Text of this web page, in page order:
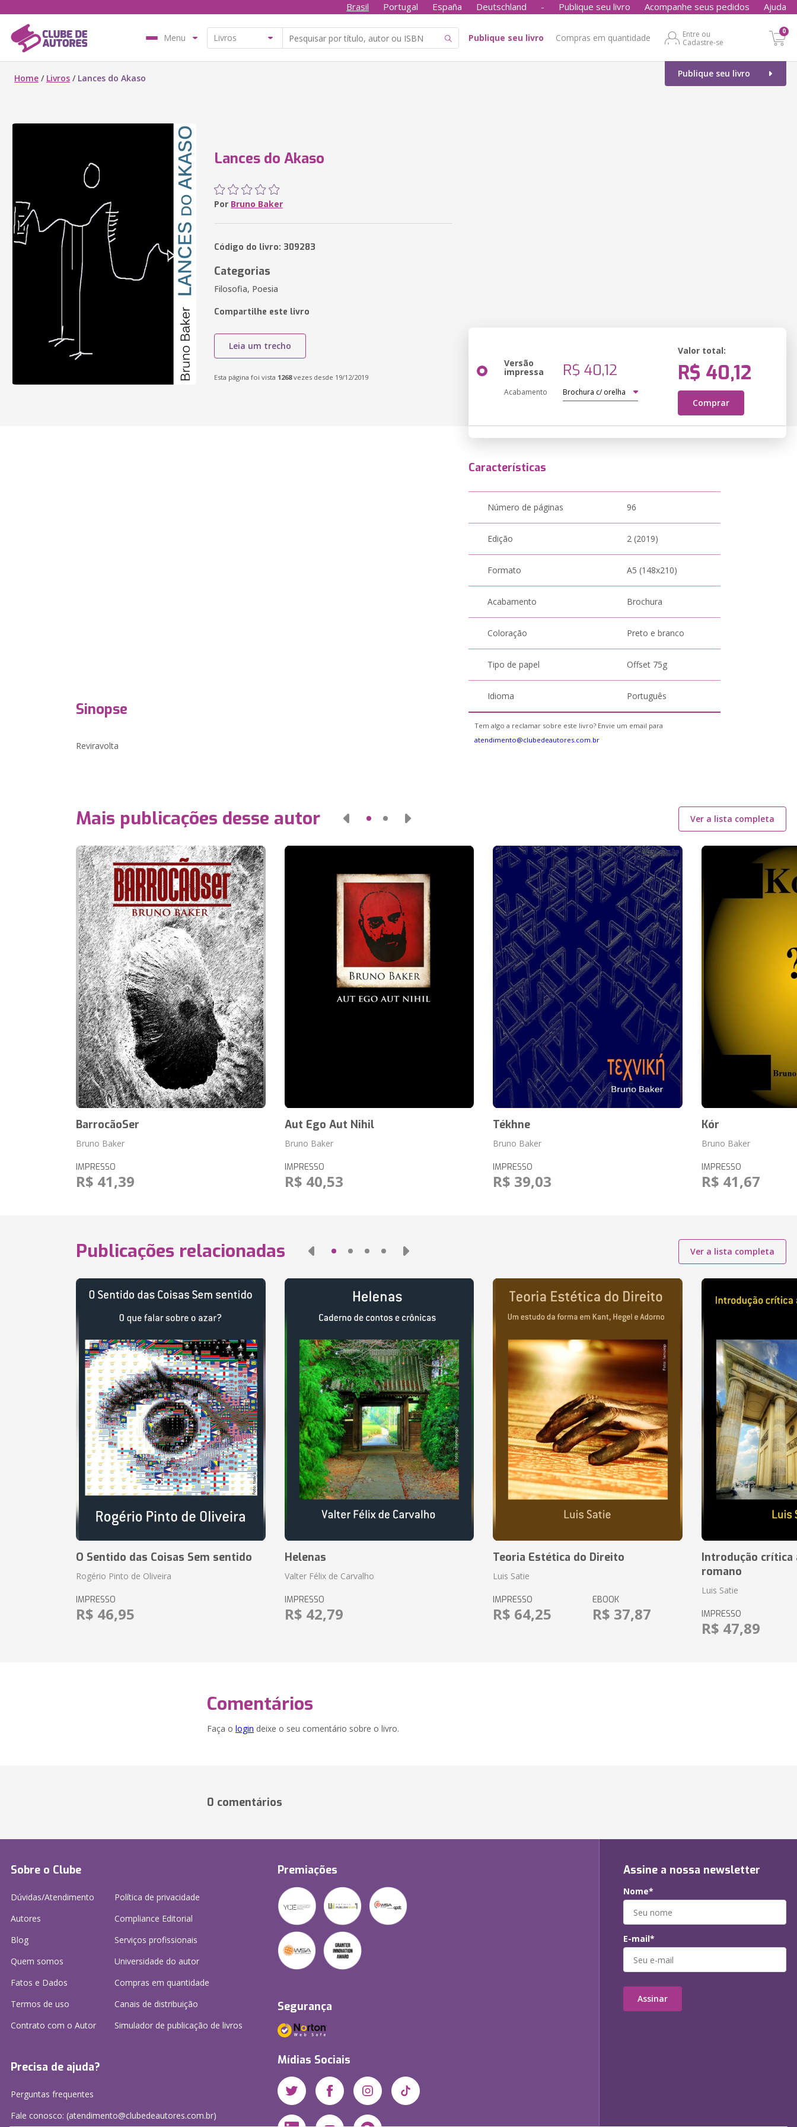
Brasil Portugal España Deutschland - Publique seu livro Acompanhe seus pedidos Ajuda
Menu Publique seu livro Compras em quantidade
Entre ou
Cadastre-se
0
Publique seu livro
Home / Livros / Lances do Akaso
Lances do Akaso
Por Bruno Baker
Código do livro: 309283
Categorias
Filosofia, Poesia
Compartilhe este livro
Leia um trecho
Esta página foi vista 1268vezes desde 19/12/2019
Versão
impressa R$ 40,12
Acabamento
Valor total:
R$ 40,12
Comprar
Sinopse
Reviravolta
Características
Número de páginas 96
Edição 2 (2019)
Formato A5 (148x210)
Acabamento Brochura
Coloração Preto e branco
Tipo de papel Offset 75g
Idioma Português
Tem algo a reclamar sobre este livro? Envie um email para
atendimento@clubedeautores.com.br
Mais publicações desse autor Ver a lista completa
BarrocãoSer
Bruno Baker
IMPRESSO
R$ 41,39
Aut Ego Aut Nihil
Bruno Baker
IMPRESSO
R$ 40,53
Tékhne
Bruno Baker
IMPRESSO
R$ 39,03
Kór
Bruno Baker
IMPRESSO
R$ 41,67
Publicações relacionadas Ver a lista completa
O Sentido das Coisas Sem sentido
Rogério Pinto de Oliveira
IMPRESSO
R$ 46,95
Helenas
Valter Félix de Carvalho
IMPRESSO
R$ 42,79
Teoria Estética do Direito
Luis Satie
IMPRESSO
R$ 64,25
EBOOK
R$ 37,87
Introdução crítica
romano
Luis Satie
IMPRESSO
R$ 47,89
Comentários
Faça o login deixe o seu comentário sobre o livro.
0 comentários
Sobre o Clube
Dúvidas/Atendimento
Autores
Blog
Quem somos
Fatos e Dados
Termos de uso
Contrato com o Autor
Política de privacidade
Compliance Editorial
Serviços profissionais
Universidade do autor
Compras em quantidade
Canais de distribuição
Simulador de publicação de livros
Precisa de ajuda?
Perguntas frequentes
Fale conosco: (atendimento@clubedeautores.com.br)
Premiações
Segurança
Mídias Sociais
Assine a nossa newsletter
Nome*
E-mail*
Assinar